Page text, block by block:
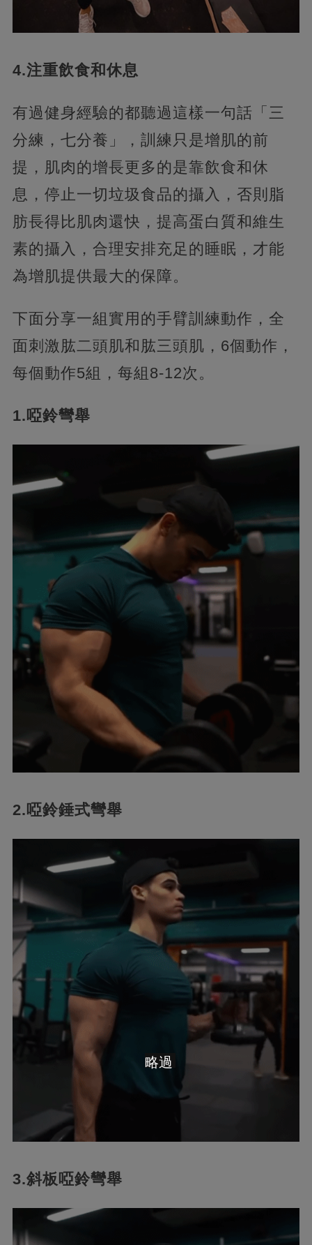
4.注重飲食和休息
有過健身經驗的都聽過這樣一句話「三
分練，七分養」，訓練只是增肌的前
提，肌肉的增長更多的是靠飲食和休
息，停止一切垃圾食品的攝入，否則脂
肪長得比肌肉還快，提高蛋白質和維生
素的攝入，合理安排充足的睡眠，才能
為增肌提供最大的保障。
下面分享一組實用的手臂訓練動作，全
面刺激肱二頭肌和肱三頭肌，6個動作，
每個動作5組，每組8-12次。
1.啞鈴彎舉
2.啞鈴錘式彎舉
3.斜板啞鈴彎舉
略過